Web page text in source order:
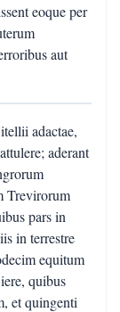
eoque per
aut
adactae,
aderant
Trevirorum
pars in
in terrestre
equitum
quibus
et quingenti